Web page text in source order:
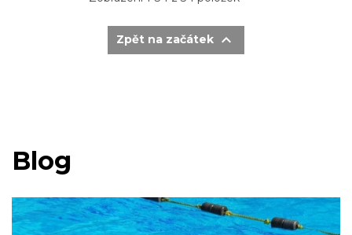
Zpět na začátek 
Blog